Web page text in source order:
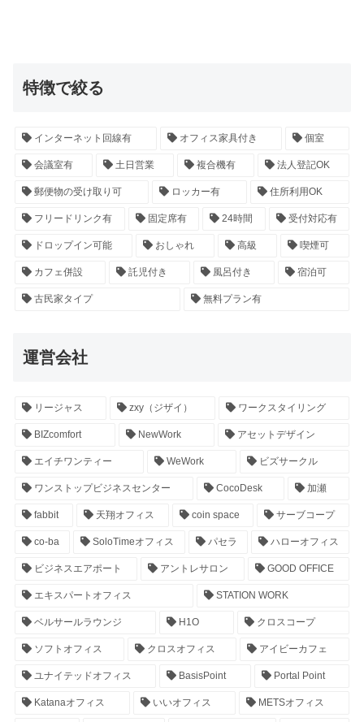
特徴で絞る
インターネット回線有 オフィス家具付き 個室
会議室有 土日営業 複合機有 法人登記OK
郵便物の受け取り可 ロッカー有 住所利用OK
フリードリンク有 固定席有 24時間 受付対応有
ドロップイン可能 おしゃれ 高級 喫煙可
カフェ併設 託児付き 風呂付き 宿泊可
古民家タイプ 無料プラン有
運営会社
リージャス zxy（ジザイ） ワークスタイリング
BIZcomfort NewWork アセットデザイン
エイチワンティー WeWork ビズサークル
ワンストップビジネスセンター CocoDesk 加瀬
fabbit 天翔オフィス coin space サーブコープ
co-ba SoloTimeオフィス パセラ ハローオフィス
ビジネスエアポート アントレサロン GOOD OFFICE
エキスパートオフィス STATION WORK
ベルサールラウンジ H1O クロスコープ
ソフトオフィス クロスオフィス アイビーカフェ
ユナイテッドオフィス BasisPoint Portal Point
Katanaオフィス いいオフィス METSオフィス